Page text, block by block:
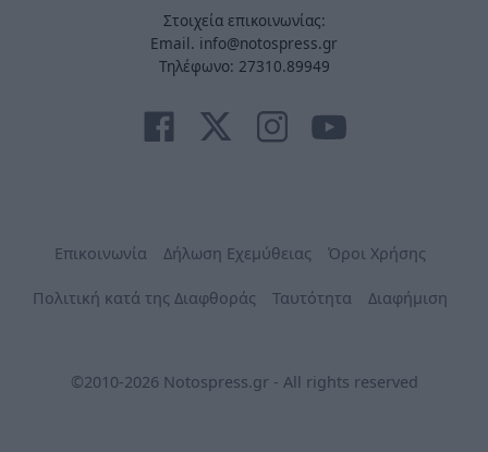
Στοιχεία επικοινωνίας:
Email. info@notospress.gr
Τηλέφωνο: 27310.89949
Επικοινωνία Δήλωση Εχεμύθειας Όροι Χρήσης
Πολιτική κατά της Διαφθοράς Ταυτότητα Διαφήμιση
©2010-2026 Notospress.gr - All rights reserved